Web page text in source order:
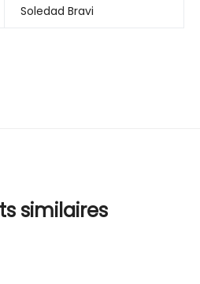
Soledad Bravi
similaires